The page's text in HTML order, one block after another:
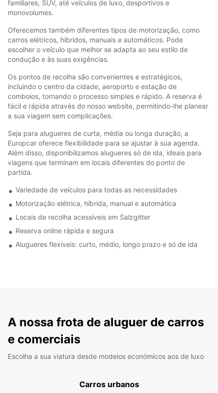
familiares, SUV, até veículos de luxo, desportivos e
monovolumes.
Oferecemos também diferentes tipos de motorização, como
carros elétricos, híbridos, manuais e automáticos. Pode
escolher o veículo que melhor se adapta ao seu estilo de
condução e às suas exigências.
Os pontos de recolha são convenientes e estratégicos,
incluindo o centro da cidade, aeroporto e estação de
comboios, tornando o processo simples e rápido. A reserva é
fácil e rápida através do nosso website, permitindo-lhe planear
a sua viagem sem complicações.
Seja para alugueres de curta, média ou longa duração, a
Europcar oferece flexibilidade para se ajustar à sua agenda.
Além disso, disponibilizamos alugueres só de ida, ideais para
viagens que terminam em locais diferentes do ponto de
partida.
Variedade de veículos para todas as necessidades
Motorização elétrica, híbrida, manual e automática
Locais de recolha acessíveis em Salzgitter
Reserva online rápida e segura
Alugueres flexíveis: curto, médio, longo prazo e só de ida
A nossa frota de aluguer de carros
e comerciais
Escolha a sua viatura desde modelos económicos aos de luxo
Carros urbanos